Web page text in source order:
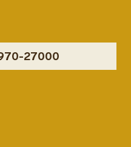
27000